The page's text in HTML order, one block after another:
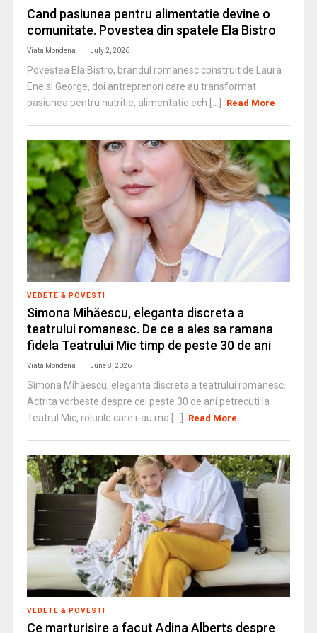
Cand pasiunea pentru alimentatie devine o
comunitate. Povestea din spatele Ela Bistro
Viata Mondena July 2, 2026
Povestea Ela Bistro, brandul romanesc construit de Laura
Ene si George, doi antreprenori care au transformat
pasiunea pentru nutritie, alimentatie ech [...]
Read More
VEDETE & POVESTI
Simona Mihăescu, eleganta discreta a
teatrului romanesc. De ce a ales sa ramana
fidela Teatrului Mic timp de peste 30 de ani
Viata Mondena June 8, 2026
Simona Mihăescu, eleganta discreta a teatrului romanesc.
Actrita vorbeste despre cei peste 30 de ani petrecuti la
Teatrul Mic, rolurile care i-au ma [...]
Read More
VEDETE & POVESTI
Ce marturisire a facut Adina Alberts despre